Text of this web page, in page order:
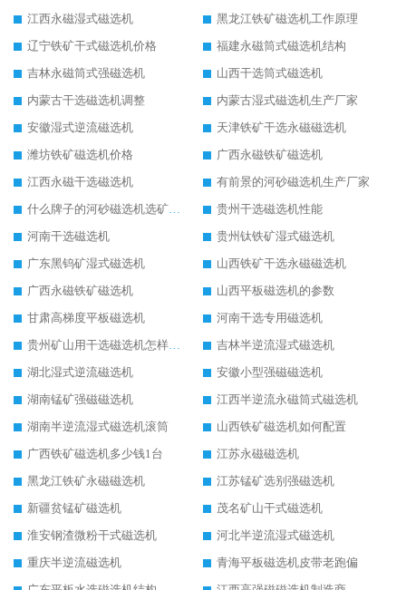
江西永磁湿式磁选机
黑龙江铁矿磁选机工作原理
辽宁铁矿干式磁选机价格
福建永磁筒式磁选机结构
吉林永磁筒式强磁选机
山西干选筒式磁选机
内蒙古干选磁选机调整
内蒙古湿式磁选机生产厂家
安徽湿式逆流磁选机
天津铁矿干选永磁磁选机
潍坊铁矿磁选机价格
广西永磁铁矿磁选机
江西永磁干选磁选机
有前景的河砂磁选机生产厂家
什么牌子的河砂磁选机选矿效果好
贵州干选磁选机性能
河南干选磁选机
贵州钛铁矿湿式磁选机
广东黑钨矿湿式磁选机
山西铁矿干选永磁磁选机
广西永磁铁矿磁选机
山西平板磁选机的参数
甘肃高梯度平板磁选机
河南干选专用磁选机
贵州矿山用干选磁选机怎样调磁
吉林半逆流湿式磁选机
湖北湿式逆流磁选机
安徽小型强磁磁选机
湖南锰矿强磁磁选机
江西半逆流永磁筒式磁选机
湖南半逆流湿式磁选机滚筒
山西铁矿磁选机如何配置
广西铁矿磁选机多少钱1台
江苏永磁磁选机
黑龙江铁矿永磁磁选机
江苏锰矿选别强磁选机
新疆贫锰矿磁选机
茂名矿山干式磁选机
淮安钢渣微粉干式磁选机
河北半逆流湿式磁选机
重庆半逆流磁选机
青海平板磁选机皮带老跑偏